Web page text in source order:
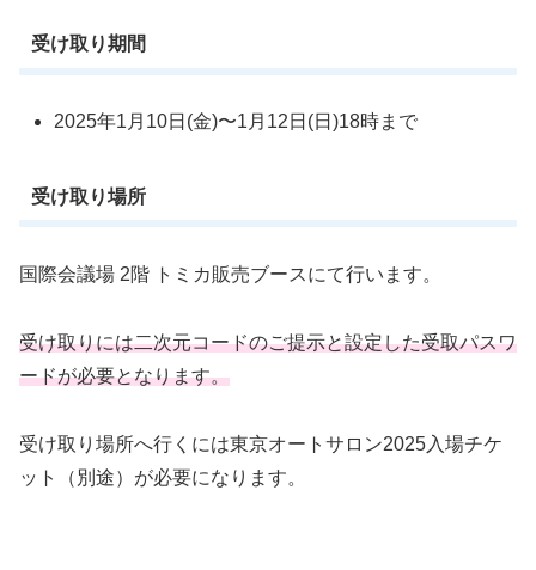
受け取り期間
2025年1月10日(金)〜1月12日(日)18時まで
受け取り場所
国際会議場 2階 トミカ販売ブースにて行います。
受け取りには二次元コードのご提示と設定した受取パスワ
ードが必要となります。
受け取り場所へ行くには東京オートサロン2025入場チケ
ット（別途）が必要になります。